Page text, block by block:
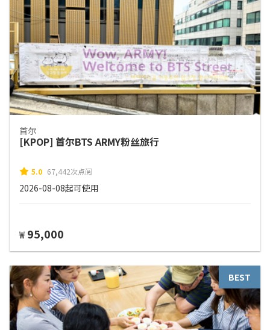
首尔
[KPOP] 首尔BTS ARMY粉丝旅行
5.0 67,442次点阅
2026-08-08起可使用
₩ 95,000
BEST